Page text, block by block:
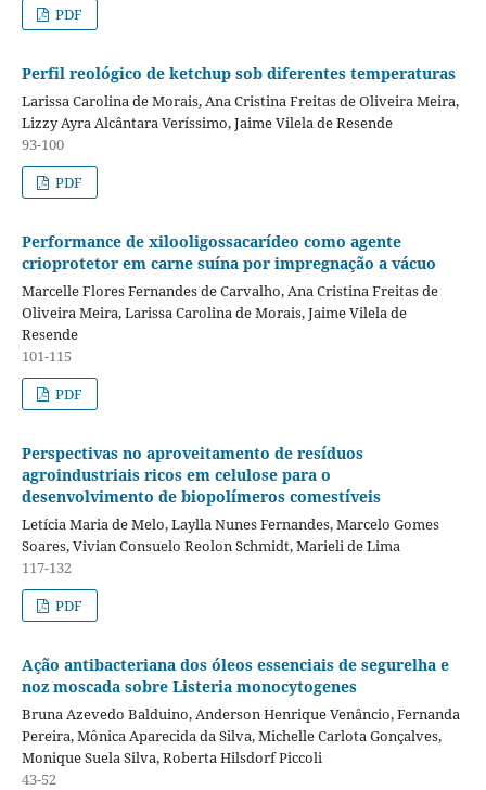
PDF
Perfil reológico de ketchup sob diferentes temperaturas
Larissa Carolina de Morais, Ana Cristina Freitas de Oliveira Meira,
Lizzy Ayra Alcântara Veríssimo, Jaime Vilela de Resende
93-100
PDF
Performance de xilooligossacarídeo como agente
crioprotetor em carne suína por impregnação a vácuo
Marcelle Flores Fernandes de Carvalho, Ana Cristina Freitas de
Oliveira Meira, Larissa Carolina de Morais, Jaime Vilela de
Resende
101-115
PDF
Perspectivas no aproveitamento de resíduos
agroindustriais ricos em celulose para o
desenvolvimento de biopolímeros comestíveis
Letícia Maria de Melo, Laylla Nunes Fernandes, Marcelo Gomes
Soares, Vivian Consuelo Reolon Schmidt, Marieli de Lima
117-132
PDF
Ação antibacteriana dos óleos essenciais de segurelha e
noz moscada sobre Listeria monocytogenes
Bruna Azevedo Balduino, Anderson Henrique Venâncio, Fernanda
Pereira, Mônica Aparecida da Silva, Michelle Carlota Gonçalves,
Monique Suela Silva, Roberta Hilsdorf Piccoli
43-52